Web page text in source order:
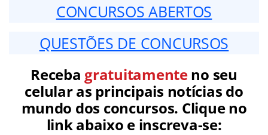
CONCURSOS ABERTOS
QUESTÕES DE CONCURSOS
Receba gratuitamenteno seu
celular as principais notícias do
mundo dos concursos. Clique no
link abaixo e inscreva-se: